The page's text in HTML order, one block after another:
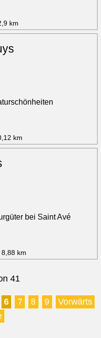
km
km
bei Saint Avé
8,88 km
41
6 7 8 9
Vorwärts